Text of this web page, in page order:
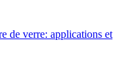
de verre: applications et